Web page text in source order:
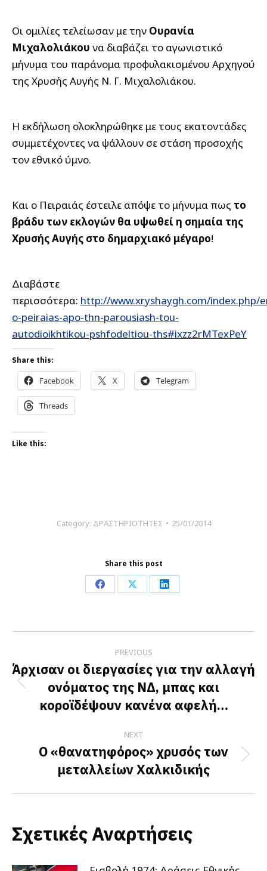
Οι ομιλίες τελείωσαν με την Ουρανία
Μιχαλολιάκου να διαβάζει το αγωνιστικό
μήνυμα του παράνομα προφυλακισμένου Αρχηγού
της Χρυσής Αυγής Ν. Γ. Μιχαλολιάκου.
Η εκδήλωση ολοκληρώθηκε με τους εκατοντάδες
συμμετέχοντες να ψάλλουν σε στάση προσοχής
τον εθνικό ύμνο.
Και ο Πειραιάς έστειλε απόψε το μήνυμα πως το
βράδυ των εκλογών θα υψωθεί η σημαία της
Χρυσής Αυγής στο δημαρχιακό μέγαρο!
Διαβάστε
περισσότερα: http://www.xryshaygh.com/index.php/
o-peiraias-apo-thn-parousiash-tou-
autodioikhtikou-pshfodeltiou-ths#ixzz2rMTexPeY
Share this:
Facebook X Telegram
Threads
Like this:
Category: ΔΡΑΣΤΗΡΙΟΤΗΤΕΣ 25/01/2014
Share this post
Share
Facebook
Share
X
Share
LinkedIn
navigation
PREVIOUS
Previous
post:
Άρχισαν οι διεργασίες για την αλλαγή
ονόματος της ΝΔ, μπας και
κοροϊδέψουν κανένα αφελή…
NEXT
Next
post:
Ο «θανατηφόρος» χρυσός των
μεταλλείων Χαλκιδικής
Σχετικές Αναρτήσεις